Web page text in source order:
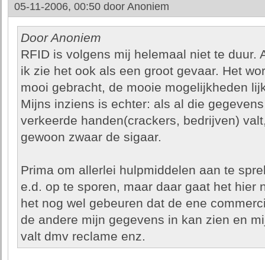
05-11-2006, 00:50 door Anoniem
Door Anoniem
RFID is volgens mij helemaal niet te duur.
ik zie het ook als een groot gevaar. Het
mooi gebracht, de mooie mogelijkheden
Mijns inziens is echter: als al die
verkeerde handen(crackers, bedrijven)
gewoon zwaar de sigaar.
Prima om allerlei hulpmiddelen aan te
e.d. op te sporen, maar daar gaat het hier
het nog wel gebeuren dat de ene
de andere mijn gegevens in kan zien en
valt dmv reclame enz.